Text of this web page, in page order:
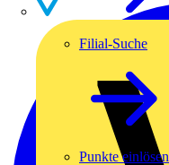
Filial-Suche
Punkte einlösen